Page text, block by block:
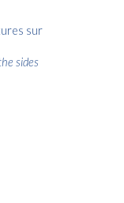
sur
sides